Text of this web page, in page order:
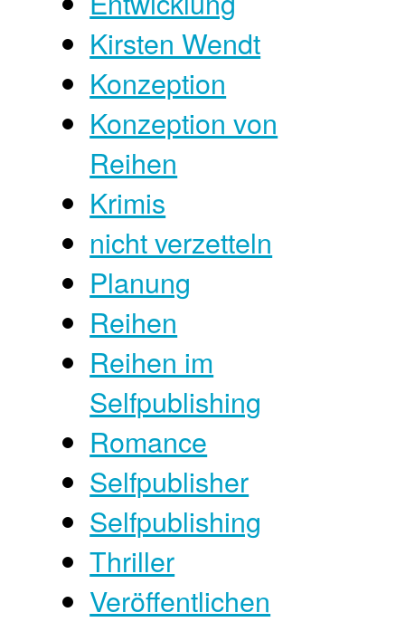
Kirsten Wendt
Konzeption
Konzeption von
Reihen
Krimis
nicht verzetteln
Planung
Reihen
Reihen im
Selfpublishing
Romance
Selfpublisher
Selfpublishing
Thriller
Veröffentlichen